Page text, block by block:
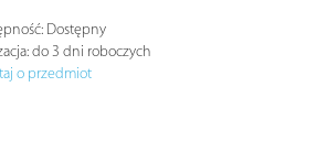
Dostępny
do 3 dni roboczych
o przedmiot